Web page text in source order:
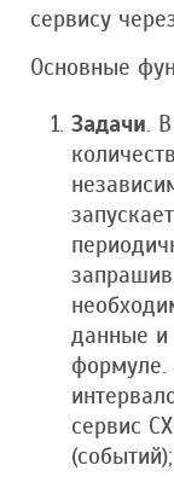
сервису
Основные
Задачи.
данные и
формуле.
сервис
(событий);